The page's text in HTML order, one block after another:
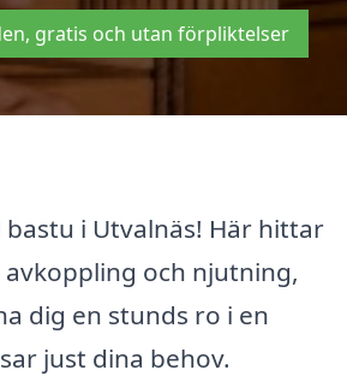
gratis och utan förpliktelser
i Utvalnäs! Här hittar
och njutning,
dig en stunds ro i en
just dina behov.